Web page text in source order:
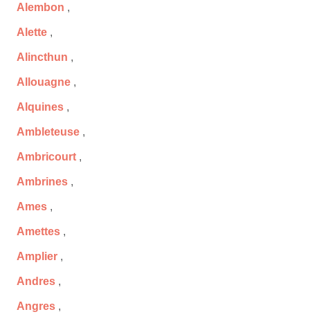
Alembon ,
Alette ,
Alincthun ,
Allouagne ,
Alquines ,
Ambleteuse ,
Ambricourt ,
Ambrines ,
Ames ,
Amettes ,
Amplier ,
Andres ,
Angres ,